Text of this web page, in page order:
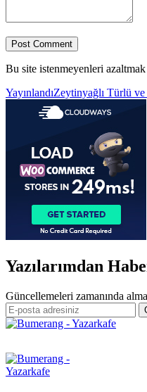
Bu site istenmeyenleri
Yazı
gezinmesi
YayınlandıZeytinyağlı Türlü
Yazılarımdan
Güncellemeleri zamanında